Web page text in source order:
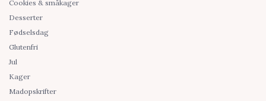
Cookies & småkager
Desserter
Fødselsdag
Glutenfri
Jul
Kager
Madopskrifter